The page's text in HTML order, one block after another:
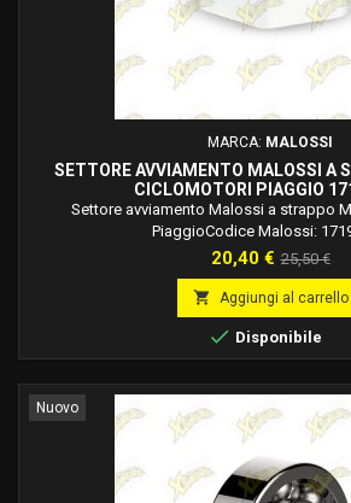
MARCA: MALOSSI
SETTORE AVVIAMENTO MALOSSI A
CICLOMOTORI PIAGGIO
Settore avviamento Malossi a strappo
PiaggioCodice Malossi:
Prezzo
20,40 € Prezzo
base
25,50 €
 Aggiungi al carrello
 Disponibile
Nuovo